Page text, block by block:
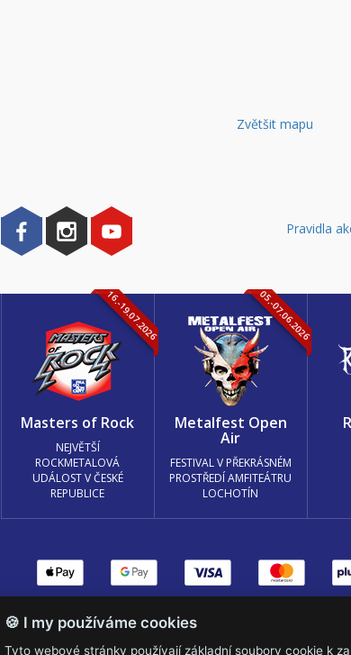
Zvětšit mapu
Pravidla
16.-19.07.2026
Masters of Rock
NEJVĚTŠÍ
ROCKMETALOVÁ
UDÁLOST V ČESKÉ
REPUBLICE
05.-07.06.2026
Metalfest Open
Air
FESTIVAL V PŘEKRÁSNÉM
PROSTŘEDÍ AMFITEÁTRU
LOCHOTÍN
Web s k
🍪 I my používáme cookies
Tyto webové stránky používají základní soubory cookie k